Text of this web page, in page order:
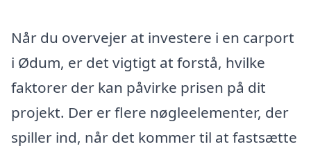
Når du overvejer at investere i en carport
i Ødum, er det vigtigt at forstå, hvilke
faktorer der kan påvirke prisen på dit
projekt. Der er flere nøgleelementer, der
spiller ind, når det kommer til at fastsætte